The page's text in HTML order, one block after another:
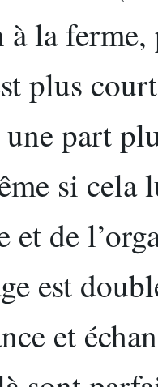
à la
plus
une part
si cela
et de
est
et